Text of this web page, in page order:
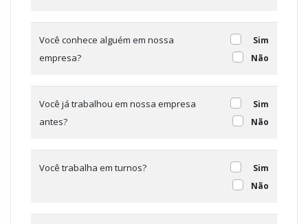
Você conhece alguém em nossa
empresa?
Sim
Não
Você já trabalhou em nossa empresa
antes?
Sim
Não
Você trabalha em turnos?
Sim
Não